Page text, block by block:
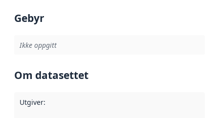
Gebyr
Ikke oppgitt
Om datasettet
Utgiver: